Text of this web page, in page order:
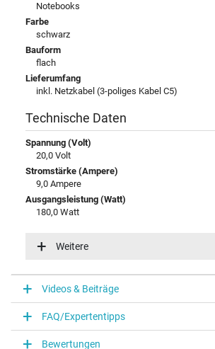
Notebooks
Farbe
schwarz
Bauform
flach
Lieferumfang
inkl. Netzkabel (3-poliges Kabel C5)
Technische Daten
Spannung (Volt)
20,0 Volt
Stromstärke (Ampere)
9,0 Ampere
Ausgangsleistung (Watt)
180,0 Watt
100-240V / 50-60Hz
Notebook Stecker
Steckertyp / -form
rund / 90° abgewinkelt
Weitere
Videos & Beiträge
FAQ/Expertentipps
Bewertungen